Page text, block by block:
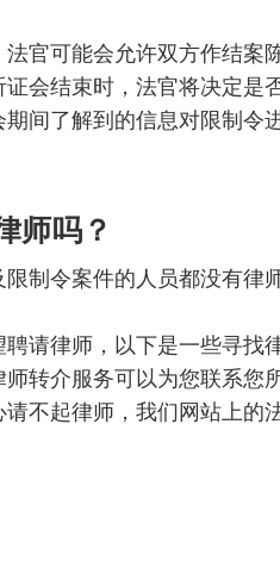
法官可能会允许双方作结案
证会结束时，法官将决定
间了解到的信息对限制令
师吗？
限制令案件的人员都没有律
请律师，以下是一些寻找
师转介服务可以为您联系您
请不起律师，我们网站上的